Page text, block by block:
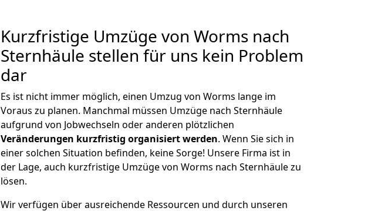
Kurzfristige Umzüge von Worms nach
Sternhäule stellen für uns kein Problem
dar
Es ist nicht immer möglich, einen Umzug von Worms lange im
Voraus zu planen. Manchmal müssen Umzüge nach Sternhäule
aufgrund von Jobwechseln oder anderen plötzlichen
Veränderungen kurzfristig organisiert werden. Wenn Sie sich in
einer solchen Situation befinden, keine Sorge! Unsere Firma ist in
der Lage, auch kurzfristige Umzüge von Worms nach Sternhäule zu
lösen.
Wir verfügen über ausreichende Ressourcen und durch unseren